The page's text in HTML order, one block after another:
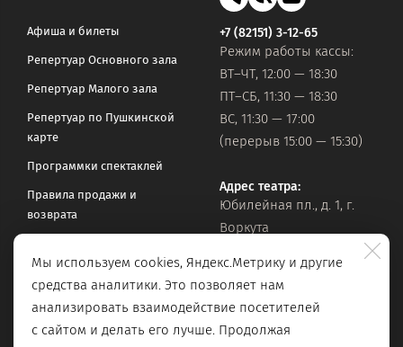
Афиша и билеты
Репертуар Основного зала
Репертуар Малого зала
Репертуар по Пушкинской
карте
Программки спектаклей
Правила продажи и
возврата
Оставить обращение
+7 (82151) 3-12-65
Режим работы кассы:
ВТ–ЧТ, 12:00 — 18:30
ПТ–СБ, 11:30 — 18:30
ВС, 11:30 — 17:00
(перерыв 15:00 — 15:30)
Адрес театра:
Юбилейная пл., д. 1, г.
Воркута
Официальная почта:
vorkteatrdr@mail.ru
Мы используем cookies, Яндекс.Метрику и другие
средства аналитики. Это позволяет нам
анализировать взаимодействие посетителей
с сайтом и делать его лучше. Продолжая